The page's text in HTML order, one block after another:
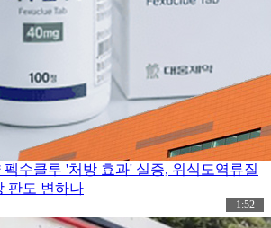
수클루 '처방 효과' 실증, 위식도역류질
판도 변하나
1:52